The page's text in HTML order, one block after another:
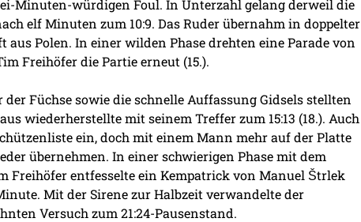
Minuten-würdigen Foul. In Unterzahl gelang derweil die
elf Minuten zum 10:9. Das Ruder übernahm in doppelter
Polen. In einer wilden Phase drehten eine Parade von
Freihöfer die Partie erneut (15.).
Füchse sowie die schnelle Auffassung Gidsels stellten
wiederherstellte mit seinem Treffer zum 15:13 (18.). Auch
ein, doch mit einem Mann mehr auf der Platte
übernehmen. In einer schwierigen Phase mit dem
Freihöfer entfesselte ein Kempatrick von Manuel Štrlek
Mit der Sirene zur Halbzeit verwandelte der
Versuch zum 21:24-Pausenstand.